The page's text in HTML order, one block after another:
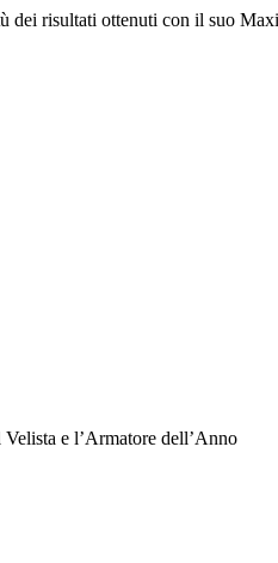
risultati ottenuti con il suo
e l’Armatore dell’Anno